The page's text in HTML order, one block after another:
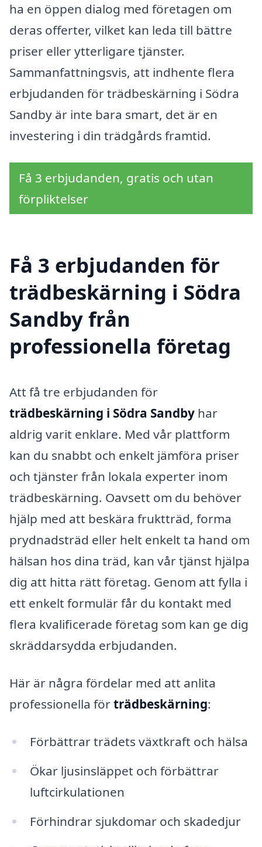
ha en öppen dialog med företagen om
deras offerter, vilket kan leda till bättre
priser eller ytterligare tjänster.
Sammanfattningsvis, att indhente flera
erbjudanden för trädbeskärning i Södra
Sandby är inte bara smart, det är en
investering i din trädgårds framtid.
Få 3 erbjudanden, gratis och utan
förpliktelser
Få 3 erbjudanden för
trädbeskärning i Södra
Sandby från
professionella företag
Att få tre erbjudanden för
trädbeskärning i Södra Sandby har
aldrig varit enklare. Med vår plattform
kan du snabbt och enkelt jämföra priser
och tjänster från lokala experter inom
trädbeskärning. Oavsett om du behöver
hjälp med att beskära fruktträd, forma
prydnadsträd eller helt enkelt ta hand om
hälsan hos dina träd, kan vår tjänst hjälpa
dig att hitta rätt företag. Genom att fylla i
ett enkelt formulär får du kontakt med
flera kvalificerade företag som kan ge dig
skräddarsydda erbjudanden.
Här är några fördelar med att anlita
professionella förträdbeskärning:
Förbättrar trädets växtkraft och hälsa
Ökar ljusinsläppet och förbättrar
luftcirkulationen
Förhindrar sjukdomar och skadedjur